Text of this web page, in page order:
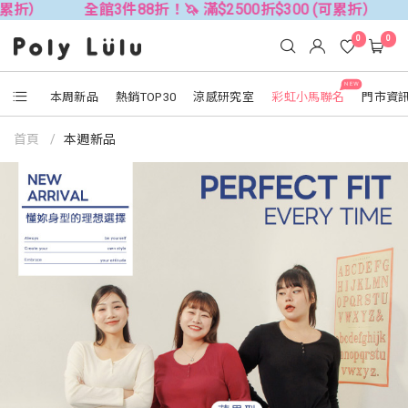
！🦄 滿$2500折$300 (可累折） 全館3件88折！🦄
本周新品 熱銷TOP30 涼感研究室
NEW
彩虹小馬聯名 門市資
0 0
首頁 本週新品